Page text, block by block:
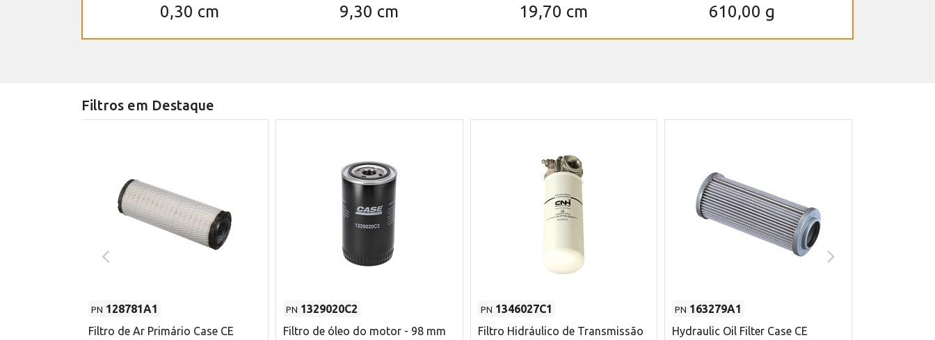
0,30 cm 9,30 cm 19,70 cm 610,00 g
Filtros em Destaque
PN 128781A1
Filtro de Ar Primário Case CE
PN 1329020C2
Filtro de óleo do motor - 98 mm
PN 1346027C1
Filtro Hidráulico de Transmissão
PN 163279A1
Hydraulic Oil Filter Case CE